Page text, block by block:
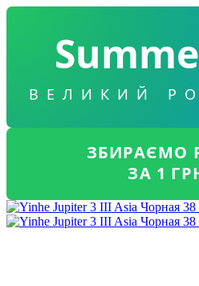
ВЕЛИКИЙ
ЗБИРАЄМО
ЗА 1